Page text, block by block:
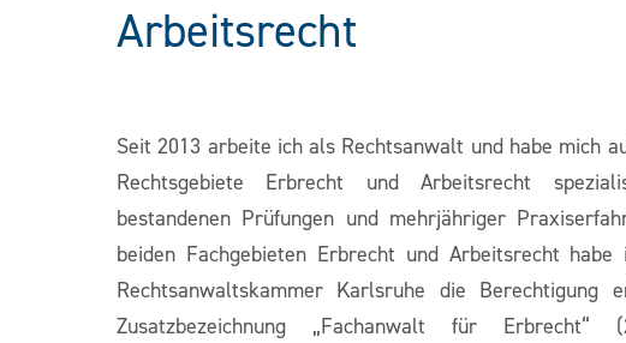
Arbeitsrecht
Seit 2013 arbeite ich als Rechtsanwalt und habe mich
Rechtsgebiete Erbrecht und Arbeitsrecht
bestandenen Prüfungen und mehrjähriger
beiden Fachgebieten Erbrecht und Arbeitsrecht
Rechtsanwaltskammer Karlsruhe die Berechtigung
Zusatzbezeichnung „Fachanwalt für Erbrecht“